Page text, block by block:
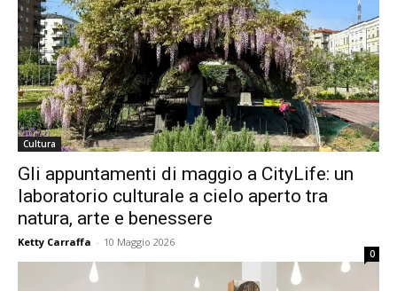
Cultura
Gli appuntamenti di maggio a CityLife: un
laboratorio culturale a cielo aperto tra
natura, arte e benessere
Ketty Carraffa - 10 Maggio 2026
0